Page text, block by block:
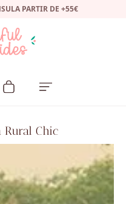
PARTIR DE +55€
Rural Chic